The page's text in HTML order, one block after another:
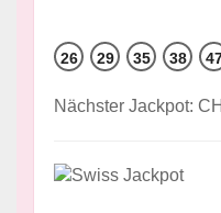
26 29 35 38
Nächster Jackpot: